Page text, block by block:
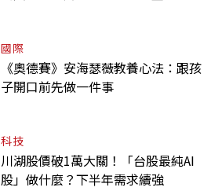
國際
《奧德賽》安海瑟薇教養心法：跟孩
子開口前先做一件事
科技
川湖股價破1萬大關！「台股最純AI
股」做什麼？下半年需求續強